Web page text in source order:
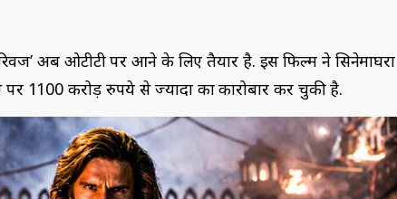
अब ओटीटी पर आने के लिए तैयार है. इस फिल्म ने सिनेमाघरों
1100 करोड़ रुपये से ज्यादा का कारोबार कर चुकी है.